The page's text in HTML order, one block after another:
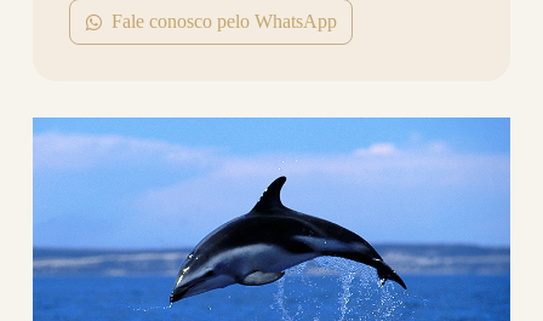
Fale conosco pelo WhatsApp